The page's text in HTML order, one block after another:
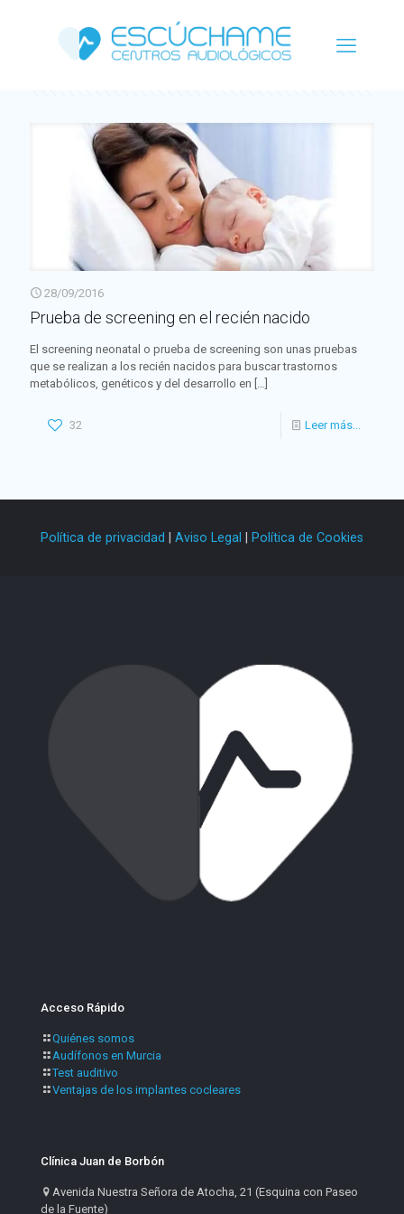
28/09/2016
Prueba de screening en el recién nacido
El screening neonatal o prueba de screening son unas pruebas
que se realizan a los recién nacidos para buscar trastornos
metabólicos, genéticos y del desarrollo en […]
32 Leer más...
Política de privacidad | Aviso Legal | Política de Cookies
Acceso Rápido
Quiénes somos
Audífonos en Murcia
Test auditivo
Ventajas de los implantes cocleares
Clínica Juan de Borbón
Avenida Nuestra Señora de Atocha, 21 (Esquina con Paseo
de la Fuente)